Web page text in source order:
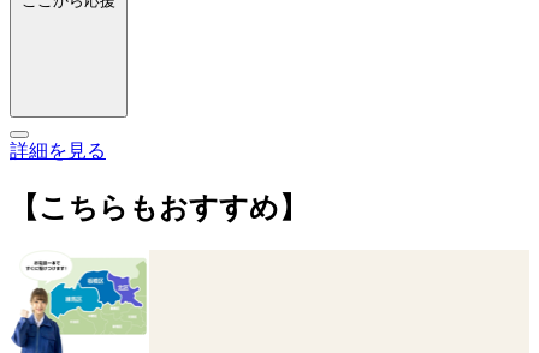
詳細を見る
【こちらもおすすめ】